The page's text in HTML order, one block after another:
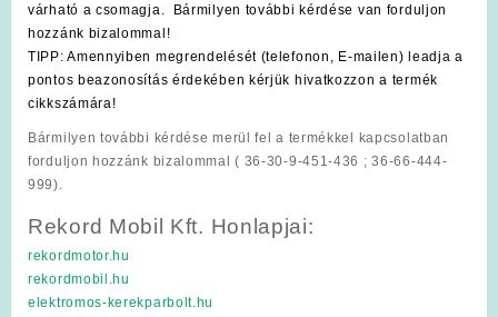
várható a csomagja. Bármilyen további kérdése van forduljon
hozzánk bizalommal!
TIPP: Amennyiben megrendelését (telefonon, E-mailen) leadja a
pontos beazonosítás érdekében kérjük hivatkozzon a termék
cikkszámára!
Bármilyen további kérdése merül fel a termékkel kapcsolatban
forduljon hozzánk bizalommal ( 36-30-9-451-436 ; 36-66-444-
999).
Rekord Mobil Kft. Honlapjai:
rekordmotor.hu
rekordmobil.hu
elektromos-kerekparbolt.hu